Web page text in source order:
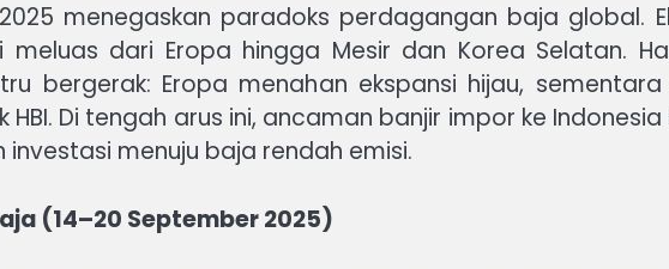
menegaskan paradoks perdagangan baja global.
meluas dari Eropa hingga Mesir dan Korea Selatan.
bergerak: Eropa menahan ekspansi hijau,
Di tengah arus ini, ancaman banjir impor ke
menuju baja rendah emisi.
(14–20 September 2025)